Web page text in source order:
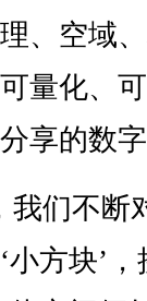
、空域
量化、
享的数
们不断
方块’，